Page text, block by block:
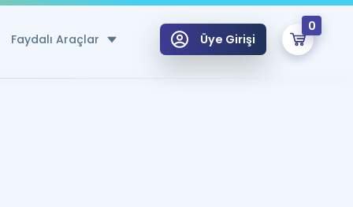
Faydalı Araçlar Üye Girişi
0